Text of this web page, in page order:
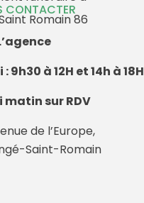
CONTACTER
9h30 à 12H et 14h à 18H
matin sur RDV
de l’Europe,
Saint-Romain